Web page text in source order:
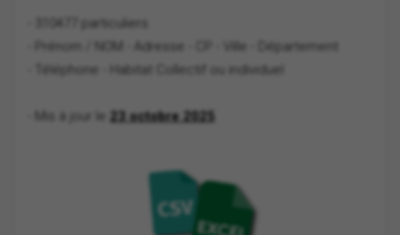
- 310477 particuliers
- Prénom / NOM
- Adresse - CP - Ville - Département
- Téléphone
- Habitat Collectif ou individuel
- Mis à jour le 23 octobre 2025